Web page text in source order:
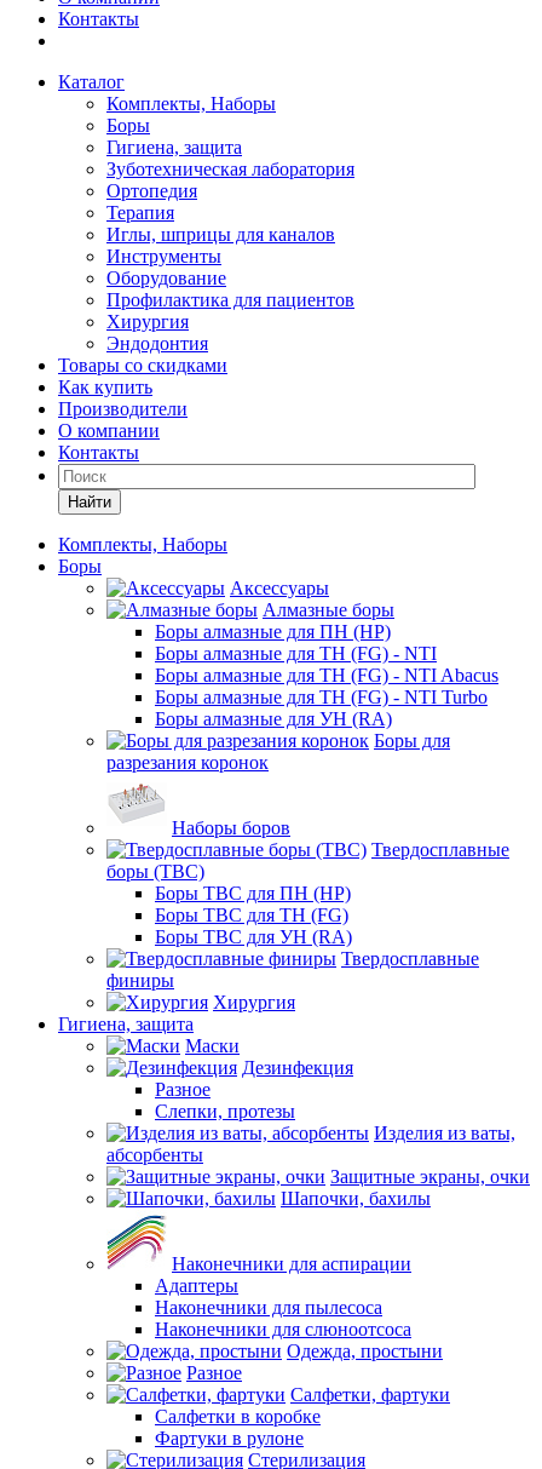
Контакты
Каталог
Комплекты, Наборы
Боры
Гигиена, защита
Зуботехническая лаборатория
Ортопедия
Терапия
Иглы, шприцы для каналов
Инструменты
Оборудование
Профилактика для пациентов
Хирургия
Эндодонтия
Товары со скидками
Как купить
Производители
О компании
Контакты
Найти
Комплекты, Наборы
Боры
Аксессуары
Алмазные боры
Боры алмазные для ПН (HP)
Боры алмазные для ТН (FG) - NTI
Боры алмазные для ТН (FG) - NTI Abacus
Боры алмазные для ТН (FG) - NTI Turbo
Боры алмазные для УН (RA)
Боры для
разрезания коронок
Наборы боров
Твердосплавные
боры (ТВС)
Боры ТВС для ПН (HP)
Боры ТВС для ТН (FG)
Боры ТВС для УН (RA)
Твердосплавные
финиры
Хирургия
Гигиена, защита
Маски
Дезинфекция
Разное
Слепки, протезы
Изделия из ваты,
абсорбенты
Защитные экраны, очки
Шапочки, бахилы
Наконечники для аспирации
Адаптеры
Наконечники для пылесоса
Наконечники для слюноотсоса
Одежда, простыни
Разное
Салфетки, фартуки
Салфетки в коробке
Фартуки в рулоне
Стерилизация